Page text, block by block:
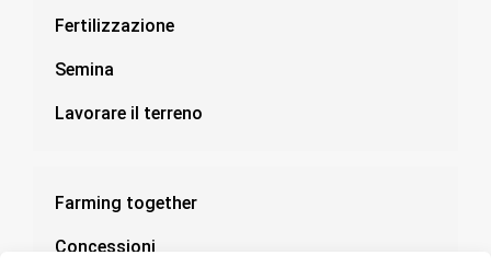
Fertilizzazione
Semina
Lavorare il terreno
Farming together
Concessioni